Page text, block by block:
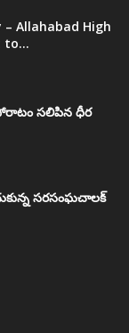
– Allahabad High
to...
సలిపిన ధీర
సరసంఘచాలక్